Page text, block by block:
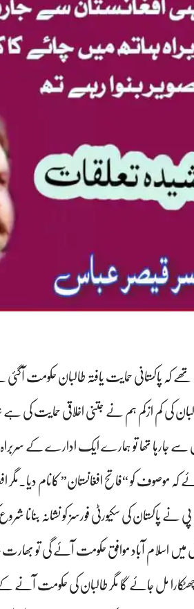
کہ پاکستانی حمایت یافتہ طالبان حکومت
کی کم ازکم ہم نے جتنی اخلاقی حمایت کی
سے جارہا تھا تو ہمارے ایک ادارے کے
موصوف کو “فاتح افغانستان” کانام دیا۔مگر
نے پاکستان کی سکیورٹی فورسز کو نشانہ بنانا
اسلام آباد موافق حکومت آئے گی تو
مل جائے گا مگر طالبان کی حکومت آنے کے